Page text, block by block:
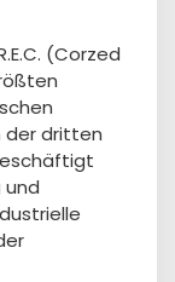
(Corzed
der dritten
und